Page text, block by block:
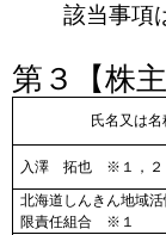
該当事項
第３【株
氏名又は名
入澤 拓也 ※１，２
北海道しんきん地域
限責任組合 ※１